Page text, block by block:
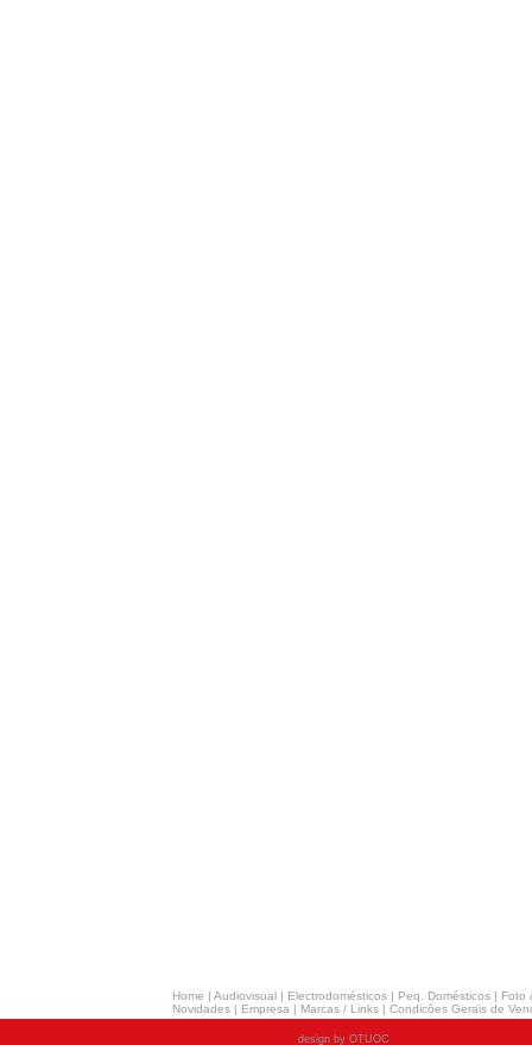
Home | Audiovisual | Electrodomésticos | Peq. Domésticos | Foto
Novidades | Empresa | Marcas / Links | Condicões Gerais de
design by OTUOC